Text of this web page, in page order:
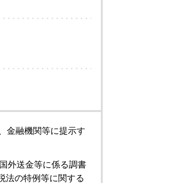
金融機関等に提示す
外送金等に係る調書
法の特例等に関する